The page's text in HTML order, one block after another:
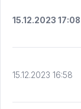
15.12.2023 17:08
15.12.2023 16:58